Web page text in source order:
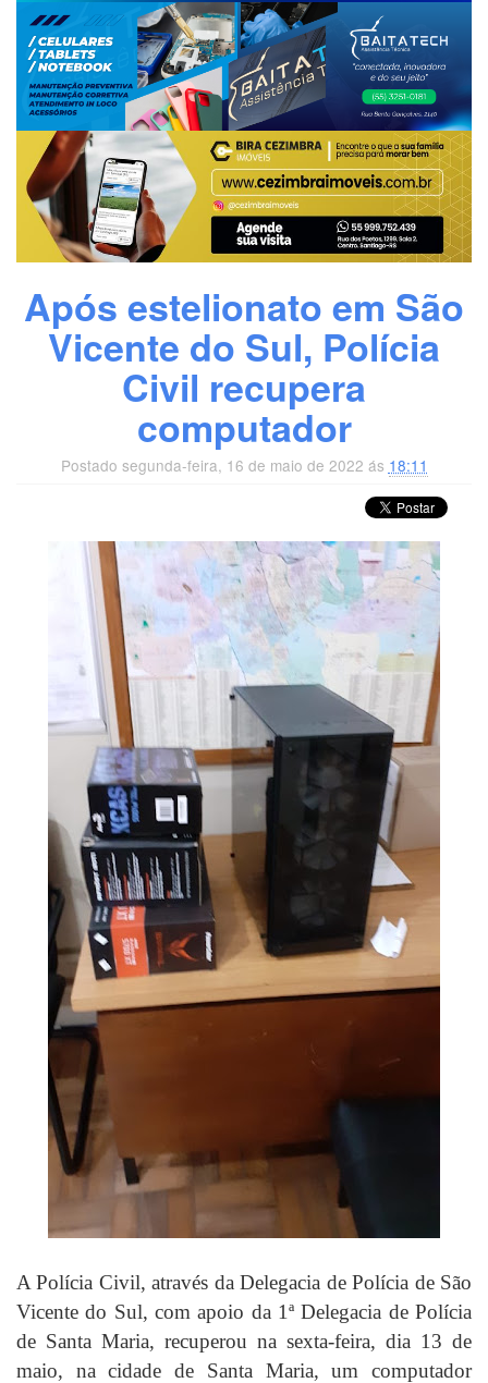
Após estelionato em São
Vicente do Sul, Polícia
Civil recupera
computador
Postado segunda-feira, 16 de maio de 2022 ás 18:11
A Polícia Civil, através da Delegacia de Polícia de São
Vicente do Sul, com apoio da 1ª Delegacia de Polícia
de Santa Maria, recuperou na sexta-feira, dia 13 de
maio, na cidade de Santa Maria, um computador